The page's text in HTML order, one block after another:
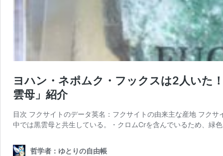
ヨハン・ネポムク・フックスは2人い
雲母」紹介
目次 フクサイトのデータ英名：フクサイトの由来主な産地 フク
中では黒雲母と共生している。・クロムCrを含んでいるため、緑
哲学者：ゆとりの自由帳